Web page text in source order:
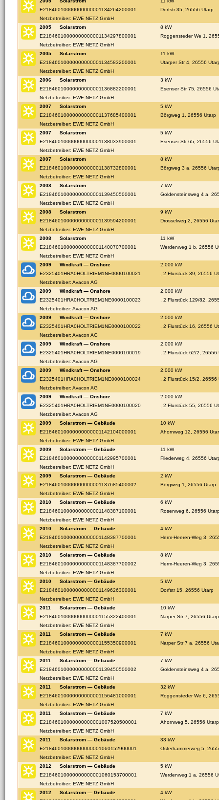
E21846010000000000001134264200001
Dorfstr 35, 26556 Utarp
Netzbetreiber: EWE NETZ GmbH
2005
Solarstrom
8 kW
E21846010000000000001134297800001
Roggensteder We 1,
Netzbetreiber: EWE NETZ GmbH
2005
Solarstrom
11 kW
E21846010000000000001134583200001
Utarper Str 4, 26556
Netzbetreiber: EWE NETZ GmbH
2006
Solarstrom
3 kW
E21846010000000000001136882200001
Esenser Str 75, 26556
Netzbetreiber: EWE NETZ GmbH
2007
Solarstrom
5 kW
E21846010000000000001137685400001
Börgweg 1, 26556 Utarp
Netzbetreiber: EWE NETZ GmbH
2007
Solarstrom
5 kW
E21846010000000000001138033900001
Esenser Str 65, 26556
Netzbetreiber: EWE NETZ GmbH
2007
Solarstrom
8 kW
E21846010000000000001138732800001
Börgweg 3 a, 26556
Netzbetreiber: EWE NETZ GmbH
2008
Solarstrom
7 kW
E21846010000000000001139450500001
Goldensteinsweg 4 a,
Netzbetreiber: EWE NETZ GmbH
2008
Solarstrom
9 kW
E21846010000000000001139594200001
Drosselweg 2, 26556
Netzbetreiber: EWE NETZ GmbH
2008
Solarstrom
11 kW
E21846010000000000001140070700001
Werdenweg 1 b, 26556
Netzbetreiber: EWE NETZ GmbH
2009
Windkraft — Onshore
2.000 kW
E2325401HRA0HOLTRIEM1NE0000100021
, 2 Flurstück 39, 26556
Netzbetreiber: Avacon AG
2009
Windkraft — Onshore
2.000 kW
E2325401HRA0HOLTRIEM1NE0000100023
, 2 Flurstück 129/82,
Netzbetreiber: Avacon AG
2009
Windkraft — Onshore
2.000 kW
E2325401HRA0HOLTRIEM1NE0000100022
, 2 Flurstück 16, 26556
Netzbetreiber: Avacon AG
2009
Windkraft — Onshore
2.000 kW
E2325401HRA0HOLTRIEM1NE0000100019
, 2 Flurstück 62/2, 26556
Netzbetreiber: Avacon AG
2009
Windkraft — Onshore
2.000 kW
E2325401HRA0HOLTRIEM1NE0000100024
, 2 Flurstück 15/2, 26556
Netzbetreiber: Avacon AG
2009
Windkraft — Onshore
2.000 kW
E2325401HRA0HOLTRIEM1NE0000100020
, 2 Flurstück 55, 26556
Netzbetreiber: Avacon AG
2009
Solarstrom — Gebäude
10 kW
E21846010000000000001142104000001
Ahornweg 12, 26556
Netzbetreiber: EWE NETZ GmbH
2009
Solarstrom — Gebäude
11 kW
E21846010000000000001142995700001
Fliederweg 4, 26556
Netzbetreiber: EWE NETZ GmbH
2009
Solarstrom — Gebäude
2 kW
E21846010000000000001137685400002
Börgweg 1, 26556 Utarp
Netzbetreiber: EWE NETZ GmbH
2010
Solarstrom — Gebäude
6 kW
E21846010000000000001148387100001
Rosenweg 6, 26556
Netzbetreiber: EWE NETZ GmbH
2010
Solarstrom — Gebäude
4 kW
E21846010000000000001148387700001
Herm-Heeren-Weg 3,
Netzbetreiber: EWE NETZ GmbH
2010
Solarstrom — Gebäude
8 kW
E21846010000000000001148387700002
Herm-Heeren-Weg 3,
Netzbetreiber: EWE NETZ GmbH
2010
Solarstrom — Gebäude
5 kW
E21846010000000000001149626300001
Dorfstr 15, 26556 Utarp
Netzbetreiber: EWE NETZ GmbH
2011
Solarstrom — Gebäude
10 kW
E21846010000000000001155322400001
Narper Str 7, 26556 Utarp
Netzbetreiber: EWE NETZ GmbH
2011
Solarstrom — Gebäude
7 kW
E21846010000000000001155350900001
Narper Str 7 a, 26556
Netzbetreiber: EWE NETZ GmbH
2011
Solarstrom — Gebäude
7 kW
E21846010000000000001139450500002
Goldensteinsweg 4 a,
Netzbetreiber: EWE NETZ GmbH
2011
Solarstrom — Gebäude
32 kW
E21846010000000000001156481000001
Roggensteder We 6,
Netzbetreiber: EWE NETZ GmbH
2011
Solarstrom — Gebäude
7 kW
E21846010000000000001007520500001
Ahornweg 5, 26556 Utarp
Netzbetreiber: EWE NETZ GmbH
2011
Solarstrom — Gebäude
33 kW
E21846010000000000001060152900001
Osterhammerweg 5,
Netzbetreiber: EWE NETZ GmbH
2012
Solarstrom — Gebäude
5 kW
E21846010000000000001060153700001
Werdenweg 1 a, 26556
Netzbetreiber: EWE NETZ GmbH
2012
Solarstrom — Gebäude
4 kW